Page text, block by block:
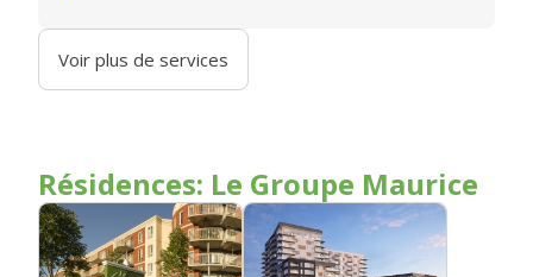
Voir plus de services
Résidences: Le Groupe Maurice